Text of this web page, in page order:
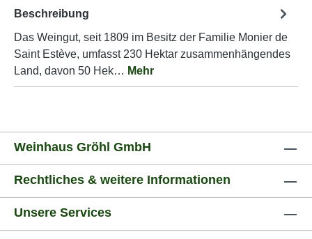
Beschreibung
Das Weingut, seit 1809 im Besitz der Familie Monier de
Saint Estève, umfasst 230 Hektar zusammenhängendes
Land, davon 50 Hek… Mehr
Weinhaus Gröhl GmbH
Rechtliches & weitere Informationen
Unsere Services